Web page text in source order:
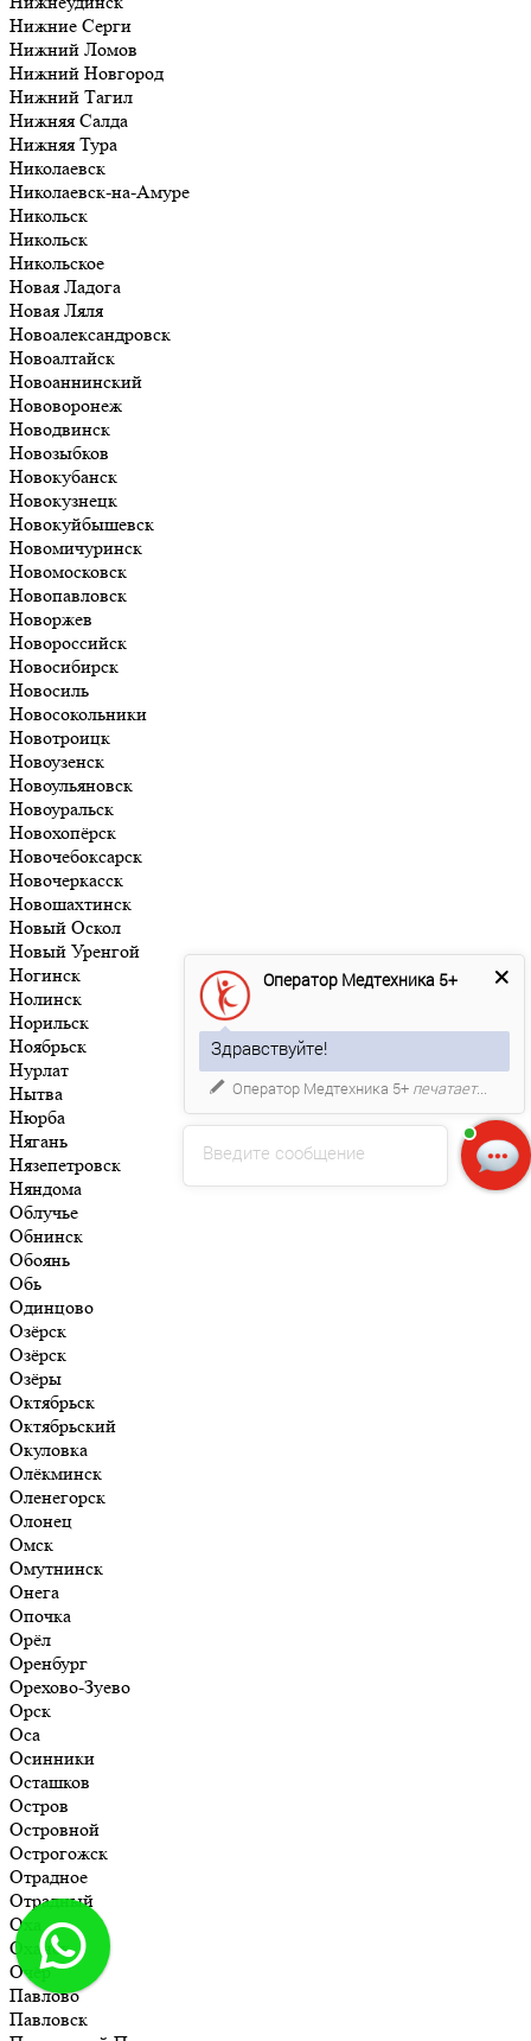
Нижние Серги
Нижний Ломов
Нижний Новгород
Нижний Тагил
Нижняя Салда
Нижняя Тура
Николаевск
Николаевск-на-Амуре
Никольск
Никольск
Никольское
Новая Ладога
Новая Ляля
Новоалександровск
Новоалтайск
Новоаннинский
Нововоронеж
Новодвинск
Новозыбков
Новокубанск
Новокузнецк
Новокуйбышевск
Новомичуринск
Новомосковск
Новопавловск
Новоржев
Новороссийск
Новосибирск
Новосиль
Новосокольники
Новотроицк
Новоузенск
Новоульяновск
Новоуральск
Новохопёрск
Новочебоксарск
Новочеркасск
Новошахтинск
Новый Оскол
Новый Уренгой
Ногинск
Нолинск
Норильск
Ноябрьск
Нурлат
Нытва
Нюрба
Нягань
Нязепетровск
Няндома
Облучье
Обнинск
Обоянь
Обь
Одинцово
Озёрск
Озёрск
Озёры
Октябрьск
Октябрьский
Окуловка
Олёкминск
Оленегорск
Олонец
Омск
Омутнинск
Онега
Опочка
Орёл
Оренбург
Орехово-Зуево
Орск
Оса
Осинники
Осташков
Остров
Островной
Острогожск
Отрадное
Отрадный
Оха
Оханск
Очёр
Павлово
Павловск
Введите сообщение
Оператор Медтехника 5+
Здравствуйте!
Оператор Медтехника 5+ печатает...